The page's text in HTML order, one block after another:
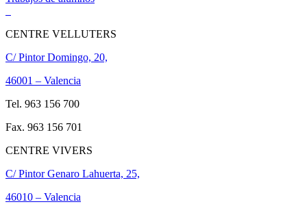
CENTRE VELLUTERS
C/ Pintor Domingo, 20,
46001 – Valencia
Tel. 963 156 700
Fax. 963 156 701
CENTRE VIVERS
C/ Pintor Genaro Lahuerta, 25,
46010 – Valencia